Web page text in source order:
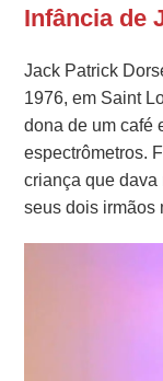
Infância de
Jack Patrick
1976, em Saint
dona de um café
espectrômetros.
criança que
seus dois irmãos